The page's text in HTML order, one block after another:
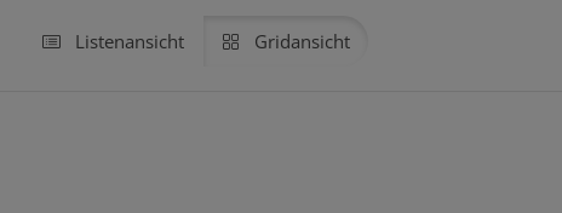
Listenansicht Gridansicht